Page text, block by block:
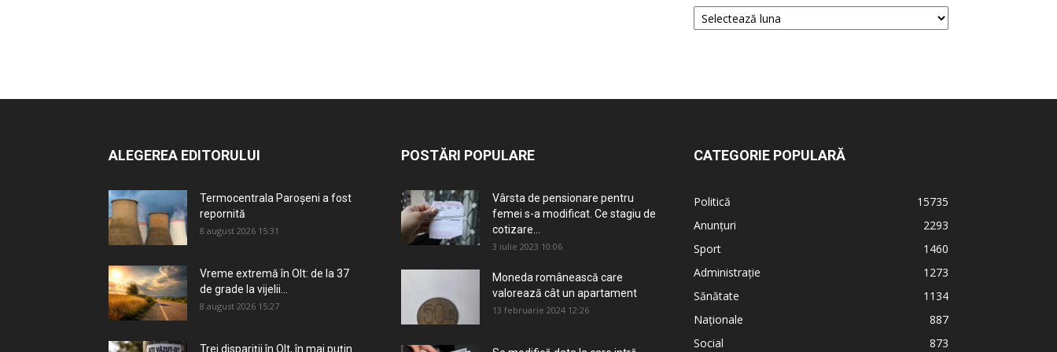
ALEGEREA EDITORULUI
Termocentrala Paroșeni a fost
repornită
8 august 2026 15:31
Vreme extremă în Olt: de la 37
de grade la vijelii...
8 august 2026 15:27
Trei dispariții în Olt, în mai puțin
POSTĂRI POPULARE
Vârsta de pensionare pentru
femei s-a modificat. Ce stagiu de
cotizare...
3 iulie 2023 10:06
Moneda românească care
valorează cât un apartament
13 februarie 2024 12:26
CATEGORIE POPULARĂ
Politică
15735
Anunțuri
2293
Sport
1460
Administrație
1273
Sănătate
1134
Naționale
887
Social
873